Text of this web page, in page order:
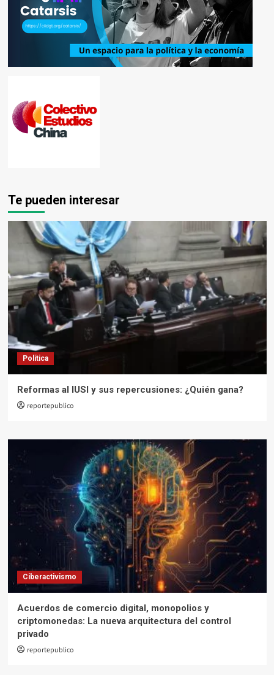
Te pueden interesar
Política
Reformas al IUSI y sus repercusiones: ¿Quién gana?
reportepublico
Ciberactivismo
Acuerdos de comercio digital, monopolios y
criptomonedas: La nueva arquitectura del control
privado
reportepublico